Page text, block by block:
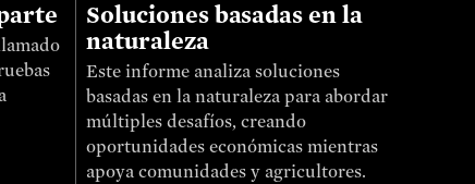
Soluciones basadas en la
naturaleza
Este informe analiza soluciones
basadas en la naturaleza para abordar
múltiples desafíos, creando
oportunidades económicas mientras
apoya comunidades y agricultores.